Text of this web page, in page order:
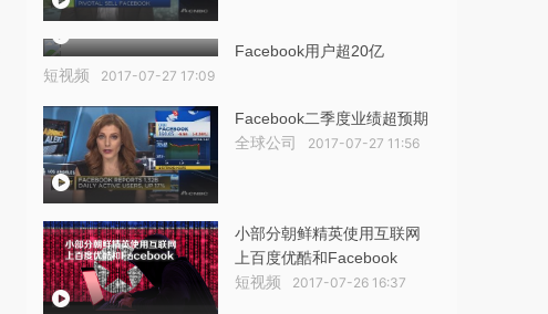
Facebook用户超20亿
短视频 2017-07-27 17:09
Facebook二季度业绩超预期
全球公司 2017-07-27 11:56
小部分朝鲜精英使用互联网
上百度优酷和Facebook
短视频 2017-07-26 16:37